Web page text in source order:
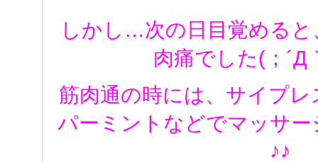
しかし…次の日目覚める
肉痛でした(；´Д
筋肉通の時には、サイプ
パーミントなどでマッサ
♪♪